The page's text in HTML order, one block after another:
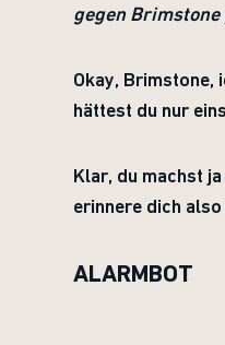
gegen
Okay, Brimstone,
hättest du nur
Klar, du machst
erinnere dich
ALARMBOT